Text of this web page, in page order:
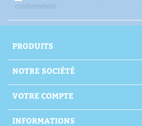
PRODUITS
NOTRE SOCIÉTÉ
VOTRE COMPTE
INFORMATIONS